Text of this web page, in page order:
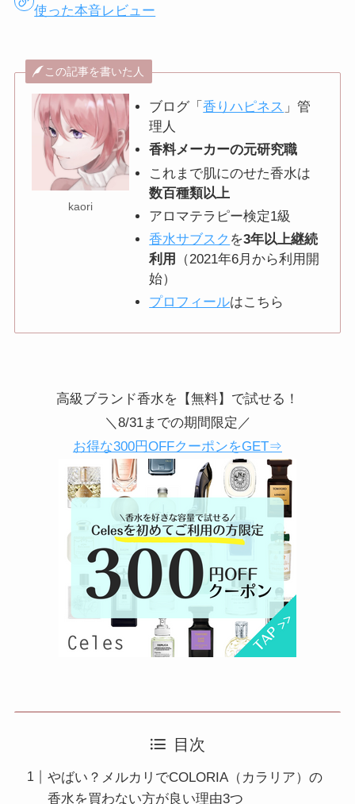
使った本音レビュー
この記事を書いた人
kaori
ブログ「香りハピネス 」管
理人
香料メーカーの元研究職
これまで肌にのせた香水は
数百種類以上
アロマテラピー検定1級
香水サブスク を3年以上継続
利用
（2021年6月から利用開
始）
プロフィールはこちら
高級ブランド香水を【無料】で試せる！
＼8/31までの期間限定／
お得な300円OFFクーポンをGET⇒
目次
やばい？メルカリでCOLORIA（カラリア）の
香水を買わない方が良い理由3つ